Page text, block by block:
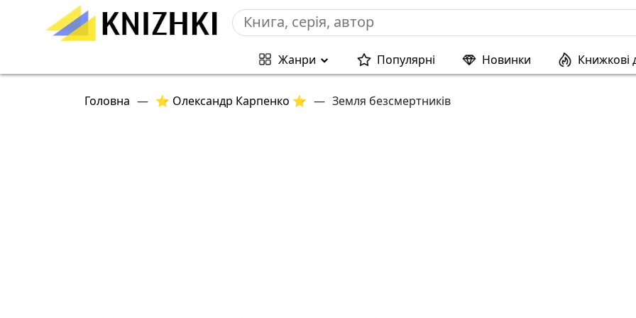
Жанри Популярні Новинки Книжкові
Головна — ⭐ Олександр Карпенко ⭐ — Земля безсмертників